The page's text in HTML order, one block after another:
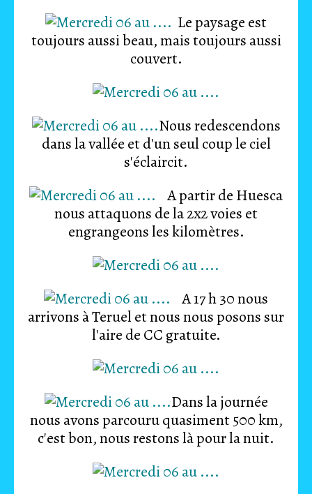
Le paysage est
toujours aussi beau, mais toujours aussi
couvert.
Nous redescendons
dans la vallée et d'un seul coup le ciel
s'éclaircit.
A partir de Huesca
nous attaquons de la 2x2 voies et
engrangeons les kilomètres.
A 17 h 30 nous
arrivons à Teruel et nous nous posons sur
l'aire de CC gratuite.
Dans la journée
nous avons parcouru quasiment 500 km,
c'est bon, nous restons là pour la nuit.